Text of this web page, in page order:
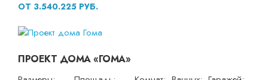
ОТ 3.540.225 РУБ.
ПРОЕКТ ДОМА «ГОМА»